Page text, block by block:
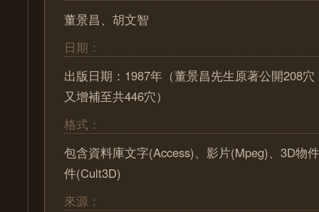
董景昌、胡文智
日期：
出版日期：1987年（董景昌先生原著公開208
又增補至共446穴）
格式：
包含資料庫文字(Access)、影片(Mpeg)、3D物
件(Cult3D)
來源：